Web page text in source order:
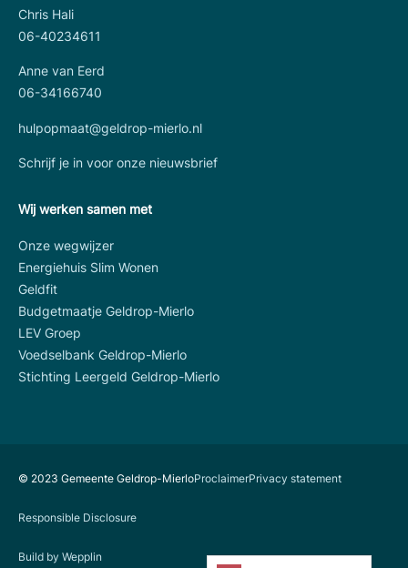
Chris Hali
06-40234611
Anne van Eerd
06-34166740
hulpopmaat@geldrop-mierlo.nl
Schrijf je in voor onze nieuwsbrief
Wij werken samen met
Onze wegwijzer
Energiehuis Slim Wonen
Geldfit
Budgetmaatje Geldrop-Mierlo
LEV Groep
Voedselbank Geldrop-Mierlo
Stichting Leergeld Geldrop-Mierlo
© 2023 Gemeente Geldrop-MierloProclaimerPrivacy statement
Responsible Disclosure
Build by Wepplin